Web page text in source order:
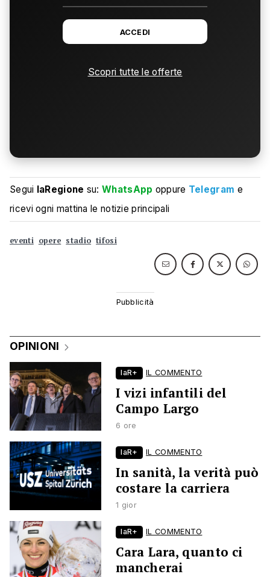
ACCEDI
Scopri tutte le offerte
Segui laRegione su:WhatsApp oppure Telegram e
ricevi ogni mattina le notizie principali
eventi opere stadio tifosi
OPINIONI
laR+ IL COMMENTO
I vizi infantili del
Campo Largo
6 ore
laR+ IL COMMENTO
In sanità, la verità può
costare la carriera
1 gior
laR+ IL COMMENTO
Cara Lara, quanto ci
mancherai